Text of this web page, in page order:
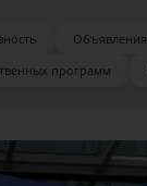
Объявления
программ